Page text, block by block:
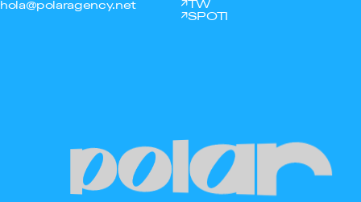
hola@polaragency.net
TW
SPOTI